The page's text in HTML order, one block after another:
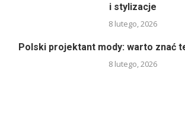
i stylizacje
8 lutego, 2026
Polski projektant mody: warto znać
8 lutego, 2026